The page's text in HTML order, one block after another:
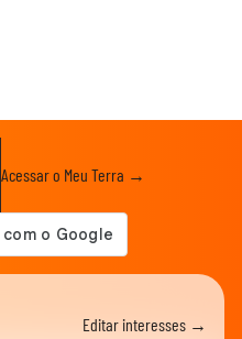
Acessar o Meu Terra →
Editar interesses →